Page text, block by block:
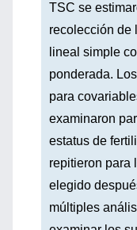
TSC se
recolección de
lineal simple
ponderada.
para
examinaron
estatus de
repitieron para
elegido
múltiples